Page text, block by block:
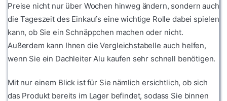
Preise nicht nur über Wochen hinweg ändern, sondern auch
die Tageszeit des Einkaufs eine wichtige Rolle dabei spielen
kann, ob Sie ein Schnäppchen machen oder nicht.
Außerdem kann Ihnen die Vergleichstabelle auch helfen,
wenn Sie ein Dachleiter Alu kaufen sehr schnell benötigen.
Mit nur einem Blick ist für Sie nämlich ersichtlich, ob sich
das Produkt bereits im Lager befindet, sodass Sie binnen